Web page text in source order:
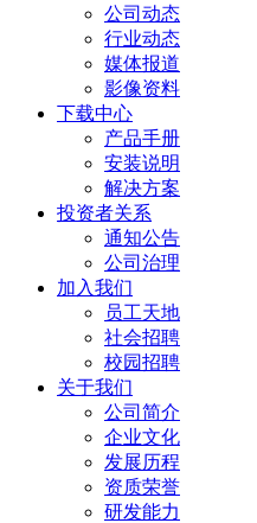
公司动态
行业动态
媒体报道
影像资料
下载中心
产品手册
安装说明
解决方案
投资者关系
通知公告
公司治理
加入我们
员工天地
社会招聘
校园招聘
关于我们
公司简介
企业文化
发展历程
资质荣誉
研发能力